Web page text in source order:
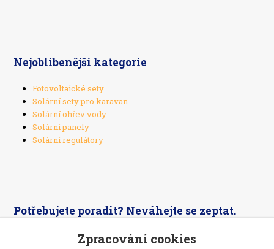
Nejoblíbenější kategorie
Fotovoltaické sety
Solární sety pro karavan
Solární ohřev vody
Solární panely
Solární regulátory
Potřebujete poradit? Neváhejte se zeptat.
+420 603 526 269
Zpracování cookies